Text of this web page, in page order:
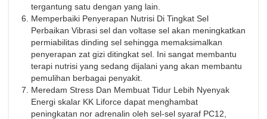
tergantung satu dengan yang lain.
Memperbaiki Penyerapan Nutrisi Di Tingkat Sel
Perbaikan Vibrasi sel dan voltase sel akan meningkatkan
permiabilitas dinding sel sehingga memaksimalkan
penyerapan zat gizi ditingkat sel. Ini sangat membantu
terapi nutrisi yang sedang dijalani yang akan membantu
pemulihan berbagai penyakit.
Meredam Stress Dan Membuat Tidur Lebih Nyenyak
Energi skalar KK Liforce dapat menghambat
peningkatan nor adrenalin oleh sel-sel syaraf PC12,